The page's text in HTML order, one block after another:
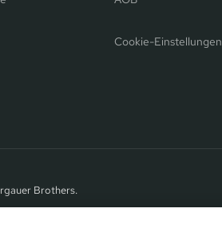
Cookie-Einstellungen
Brothers.